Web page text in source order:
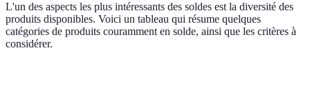
L'un des aspects les plus intéressants des soldes est la diversité des
produits disponibles. Voici un tableau qui résume quelques
catégories de produits couramment en solde, ainsi que les critères à
considérer.